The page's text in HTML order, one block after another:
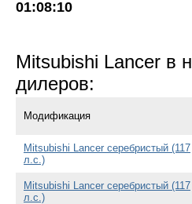
01:08:10
Mitsubishi Lancer в
дилеров:
Модификация
Mitsubishi Lancer серебристый (117
л.с.)
Mitsubishi Lancer серебристый (117
л.с.)